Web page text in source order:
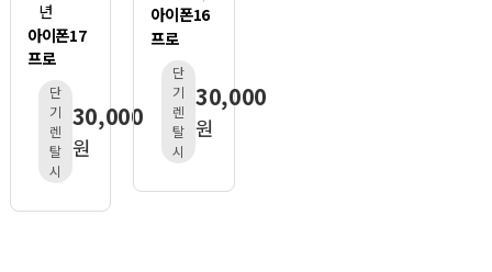
년
아이폰17
프로
단
기
렌
탈
시
30,000
원
아이폰16
프로
단
기
렌
탈
시
30,000
원